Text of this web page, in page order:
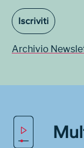
Iscriviti
Archivio